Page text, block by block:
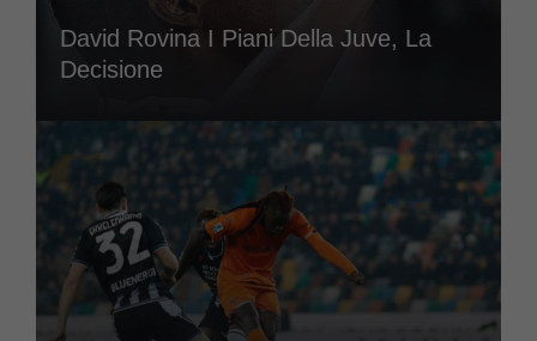
David Rovina I Piani Della Juve, La
Decisione